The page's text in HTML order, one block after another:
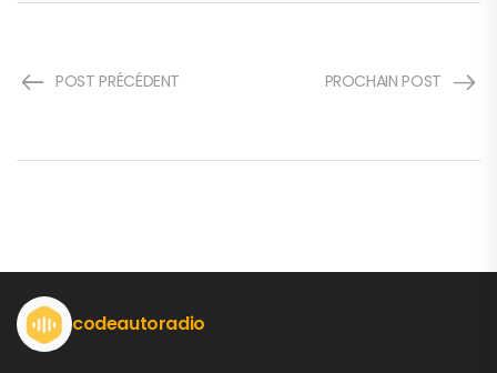
POST PRÉCÉDENT PROCHAIN POST
codeautoradio